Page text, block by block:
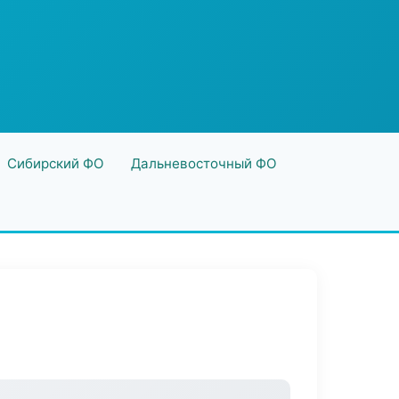
Сибирский ФО Дальневосточный ФО